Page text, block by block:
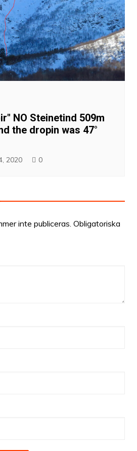
NO Steinetind 509m
the dropin was 47°
2020 0
inte publiceras. Obligatoriska